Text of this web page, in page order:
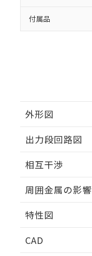
付属品
外形図
出力段回路図
相互干渉
周囲金属の影響
特性図
CAD